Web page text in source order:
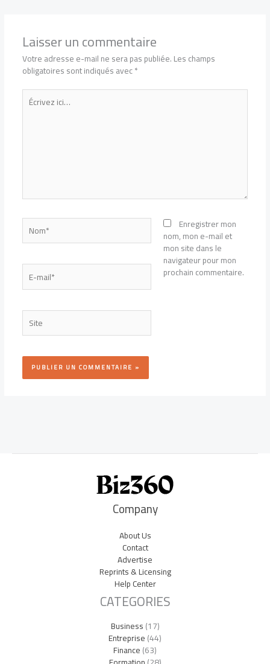
Laisser un commentaire
Votre adresse e-mail ne sera pas publiée.Les champs
obligatoires sont indiqués avec*
Écrivez
ici…
Nom*
E-
mail*
Site
Enregistrer mon
nom, mon e-mail et
mon site dans le
navigateur pour mon
prochain commentaire.
Company
About Us
Contact
Advertise
Reprints & Licensing
Help Center
CATEGORIES
Business(17)
Entreprise(44)
Finance(63)